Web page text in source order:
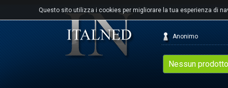
Questo sito utilizza i cookies per migliorare la tua esperienza di
Nessun
Anonimo